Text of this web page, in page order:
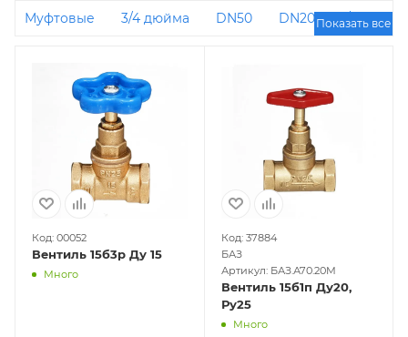
Муфтовые 3/4 дюйма DN50 DN20
1/2
1 дюйм
Показать все
Код: 00052
Вентиль 15б3р Ду 15
Много
Код: 37884
БАЗ
Артикул: БАЗ.А70.20М
Вентиль 15б1п Ду20,
Ру25
Много